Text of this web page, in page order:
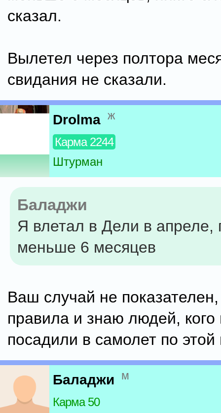
сказал.
Вылетел через полтора
свидания не сказали.
Drolma ж
Карма 2244
Штурман
Баладжи
Я влетал в Дели в апреле,
меньше 6 месяцев
Ваш случай не показателен,
правила и знаю людей,
посадили в самолет по этой
Баладжи м
Карма 50